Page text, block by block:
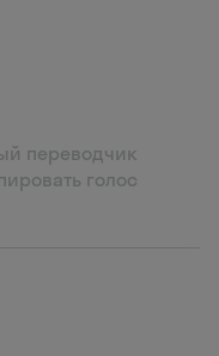
переводчик
голос